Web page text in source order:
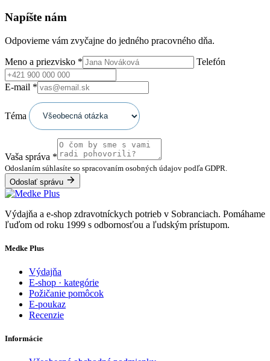
Napíšte nám
Odpovieme vám zvyčajne do jedného pracovného dňa.
Meno a priezvisko * Telefón
E-mail *
Téma
Vaša správa *
Odoslaním súhlasíte so spracovaním osobných údajov podľa GDPR.
Odoslať správu
Výdajňa a e-shop zdravotníckych potrieb v Sobranciach. Pomáhame
ľuďom od roku 1999 s odbornosťou a ľudským prístupom.
Medke Plus
Výdajňa
E-shop · kategórie
Požičanie pomôcok
E-poukaz
Recenzie
Informácie